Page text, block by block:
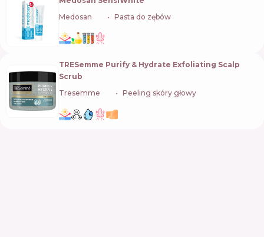
Medosan
Pasta do zębów
TRESemme Purify & Hydrate Exfoliating Scalp
Scrub
Tresemme
Peeling skóry głowy